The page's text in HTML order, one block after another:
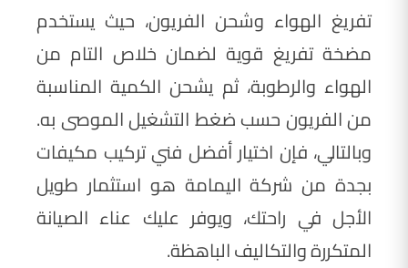
تفريغ الهواء وشحن الفريون، حيث يستخدم
مضخة تفريغ قوية لضمان خلاص التام من
الهواء والرطوبة، ثم يشحن الكمية المناسبة
من الفريون حسب ضغط التشغيل الموصى به.
وبالتالي، فإن اختيار أفضل فني تركيب مكيفات
بجدة من شركة اليمامة هو استثمار طويل
الأجل في راحتك، ويوفر عليك عناء الصيانة
المتكررة والتكاليف الباهظة.